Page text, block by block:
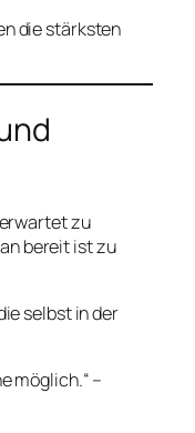
die stärksten
zu
bereit ist zu
selbst in der
möglich.“ –